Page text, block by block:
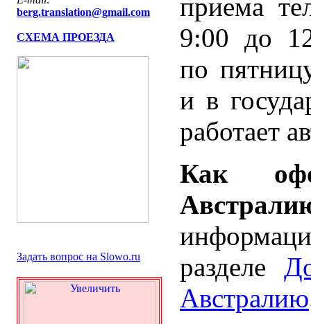
berg.translation@gmail.com
СХЕМА ПРОЕЗДА
Задать вопрос на Slowo.ru
приема
9:00 до
по
и в
работает
Как
разделе
Австралию